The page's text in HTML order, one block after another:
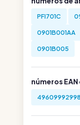
PFI701C
0901B001AA
0901B005
números